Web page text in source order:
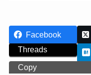
Facebook
Threads
Copy